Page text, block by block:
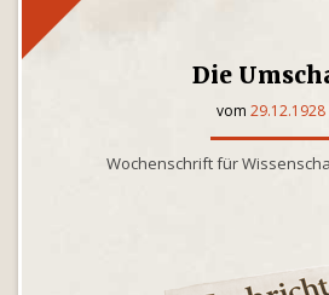
Die
vom 29.12.1928
Wochenschrift für